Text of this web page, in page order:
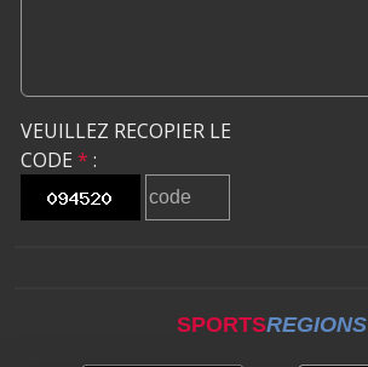
VEUILLEZ RECOPIER LE
CODE * :
SPORTSREGIONS